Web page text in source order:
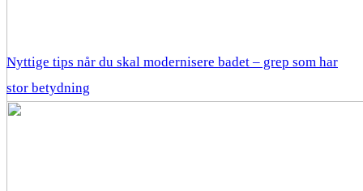
Nyttige tips når du skal modernisere badet – grep som har
stor betydning